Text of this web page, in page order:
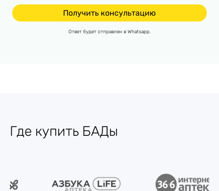
Ответ будет отправлен в Whatsapp.
Где купить БАДы